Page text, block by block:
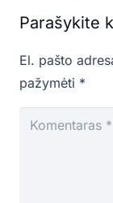
Parašykite
El. pašto
pažymėti *